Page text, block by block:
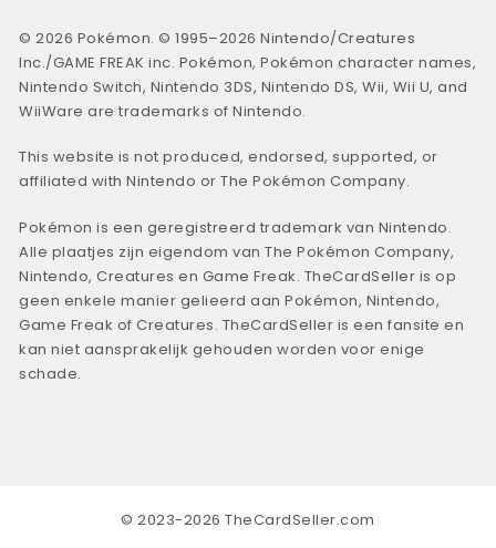
© 2026 Pokémon. © 1995–2026 Nintendo/Creatures
Inc./GAME FREAK inc. Pokémon, Pokémon character names,
Nintendo Switch, Nintendo 3DS, Nintendo DS, Wii, Wii U, and
WiiWare are trademarks of Nintendo.
This website is not produced, endorsed, supported, or
affiliated with Nintendo or The Pokémon Company.
Pokémon is een geregistreerd trademark van Nintendo.
Alle plaatjes zijn eigendom van The Pokémon Company,
Nintendo, Creatures en Game Freak. TheCardSeller is op
geen enkele manier gelieerd aan Pokémon, Nintendo,
Game Freak of Creatures. TheCardSeller is een fansite en
kan niet aansprakelijk gehouden worden voor enige
schade.
© 2023-2026 TheCardSeller.com